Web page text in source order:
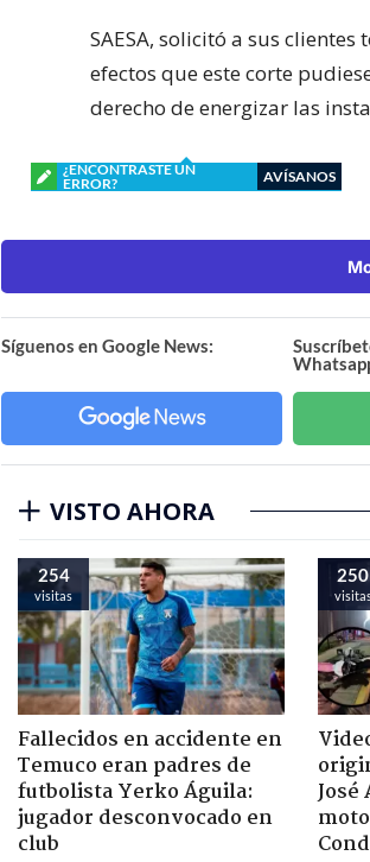
SAESA, solicitó a sus
efectos que este corte
derecho de energizar las
¿ENCONTRASTE UN
ERROR?
AVÍSANOS
Síguenos en Google News:
VISTO AHORA
254
visitas
Fallecidos en accidente en
Temuco eran padres de
futbolista Yerko Águila:
jugador desconvocado en
club
250
José